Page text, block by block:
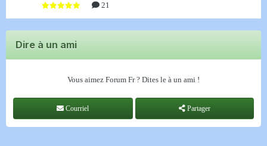
21
Dire à un ami
Vous aimez Forum Fr ? Dites le à un ami !
Courriel Partager